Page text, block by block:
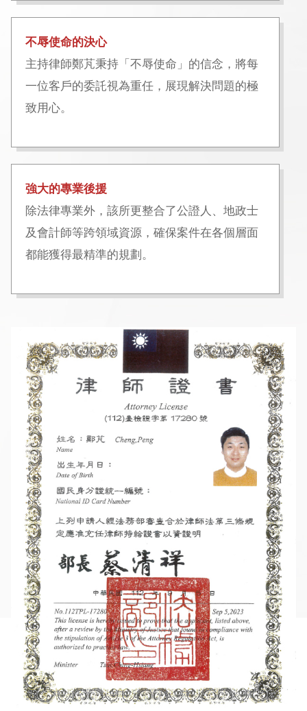
不辱使命的決心
主持律師鄭芃秉持「不辱使命」的信念，將每
一位客戶的委託視為重任，展現解決問題的極
致用心。
強大的專業後援
除法律專業外，該所更整合了公證人、地政士
及會計師等跨領域資源，確保案件在各個層面
都能獲得最精準的規劃。